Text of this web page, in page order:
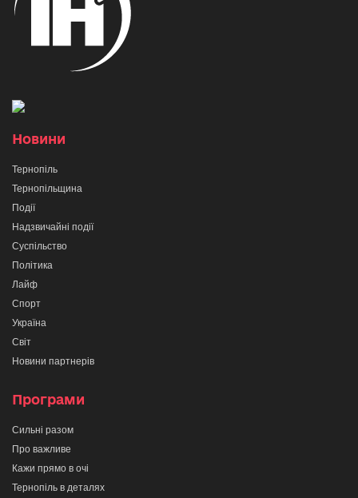
Новини
Тернопіль
Тернопільщина
Події
Надзвичайні події
Суспільство
Політика
Лайф
Спорт
Україна
Світ
Новини партнерів
Програми
Сильні разом
Про важливе
Кажи прямо в очі
Тернопіль в деталях